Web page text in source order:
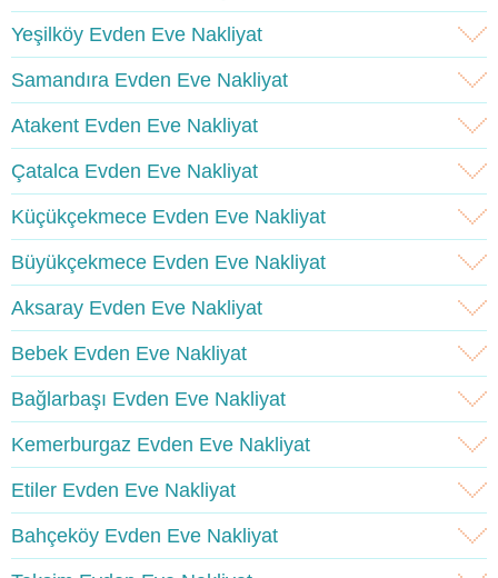
Yeşilköy Evden Eve Nakliyat
Samandıra Evden Eve Nakliyat
Atakent Evden Eve Nakliyat
Çatalca Evden Eve Nakliyat
Küçükçekmece Evden Eve Nakliyat
Büyükçekmece Evden Eve Nakliyat
Aksaray Evden Eve Nakliyat
Bebek Evden Eve Nakliyat
Bağlarbaşı Evden Eve Nakliyat
Kemerburgaz Evden Eve Nakliyat
Etiler Evden Eve Nakliyat
Bahçeköy Evden Eve Nakliyat